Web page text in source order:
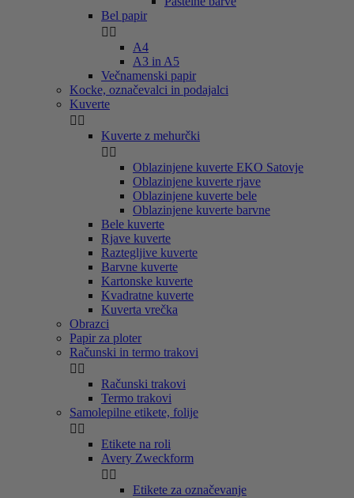
Bel papir
 
A4
A3 in A5
Večnamenski papir
Kocke, označevalci in podajalci
Kuverte
 
Kuverte z mehurčki
 
Oblazinjene kuverte EKO Satovje
Oblazinjene kuverte rjave
Oblazinjene kuverte bele
Oblazinjene kuverte barvne
Bele kuverte
Rjave kuverte
Raztegljive kuverte
Barvne kuverte
Kartonske kuverte
Kvadratne kuverte
Kuverta vrečka
Obrazci
Papir za ploter
Računski in termo trakovi
 
Računski trakovi
Termo trakovi
Samolepilne etikete, folije
 
Etikete na roli
Avery Zweckform
 
Etikete za označevanje